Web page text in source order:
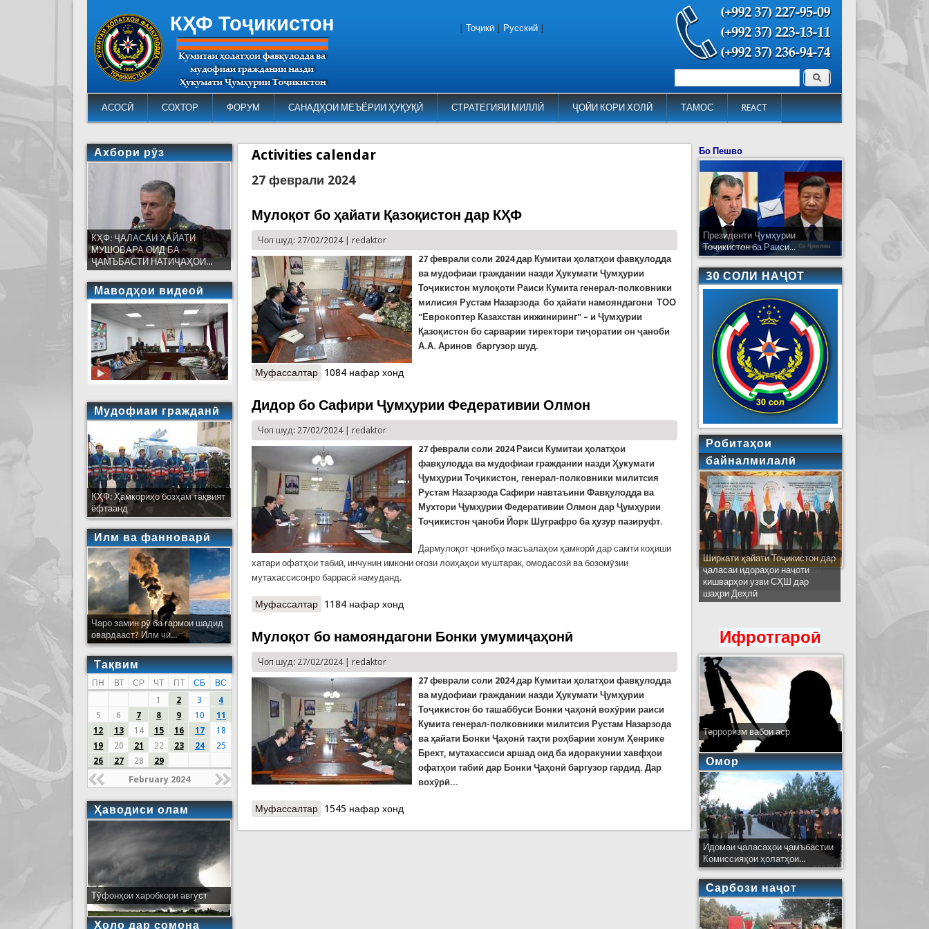
КҲФ Тоҷикистон
АСОСӢ СОХТОР ФОРУМ САНАДҲОИ МЕЪЁРИИ ҲУҚУҚӢ СТРАТЕГИЯИ МИЛЛӢ ҶОЙИ КОРИ ХОЛӢ ТАМОС REACT
Форма поиска Поиск
Тоҷикӣ Русский
Activities calendar
27 феврали 2024
Мулоқот бо ҳайати Қазоқистон дар КҲФ
Чоп шуд: 27/02/2024 |redaktor
27 феврали соли 2024 дар Кумитаи ҳолатҳои фавқулодда
ва мудофиаи граждании назди Ҳукумати Ҷумҳурии
Тоҷикистон мулоқоти Раиси Кумита генерал-полковники
милисия Рустам Назарзода бо ҳайати намояндагони ТОО
"Еврокоптер Казахстан инжиниринг" – и Ҷумҳурии
Қазоқистон бо сарварии тиректори тиҷоратии он ҷаноби
А.А. Аринов баргузор шуд.
Муфассалтар о Мулоқот бо ҳайати Қазоқистон дар КҲФ
1084 нафар хонд
Дидор бо Сафири Ҷумҳурии Федеративии Олмон
Чоп шуд: 27/02/2024 |redaktor
27 феврали соли 2024 Раиси Кумитаи ҳолатҳои
фавқулодда ва мудофиаи граждании назди Ҳукумати
Ҷумҳурии Тоҷикистон, генерал-полковники милитсия
Рустам Назарзода Сафири навтаъини Фавқулодда ва
Мухтори Ҷумҳурии Федеративии Олмон дар Ҷумҳурии
Тоҷикистон ҷаноби Йорк Шуграфро ба ҳузур пазируфт.
Дармулоқот ҷонибҳо масъалаҳои ҳамкорӣ дар самти коҳиши
хатари офатҳои табиӣ, инчунин имкони оғози лоиҳаҳои муштарак, омодасозӣ ва бозомӯзии
мутахассисонро баррасӣ намуданд.
Муфассалтар о Дидор бо Сафири Ҷумҳурии Федеративии Олмон
1184 нафар хонд
Мулоқот бо намояндагони Бонки умумиҷаҳонӣ
Чоп шуд: 27/02/2024 |redaktor
27 феврали соли 2024 дар Кумитаи ҳолатҳои фавқулодда
ва мудофиаи граждании назди Ҳукумати Ҷумҳурии
Тоҷикистон бо ташаббуси Бонки ҷаҳонӣ вохӯрии раиси
Кумита генерал-полковники милитсия Рустам Назарзода
ва ҳайати Бонки Ҷаҳонӣ таҳти роҳбарии хонум Ҳенрике
Брехт, мутахассиси аршад оид ба идоракунии хавфҳои
офатҳои табиӣ дар Бонки Ҷаҳонӣ баргузор гардид. Дар
вохӯрӣ...
Муфассалтар о Мулоқот бо намояндагони Бонки умумиҷаҳонӣ
1545 нафар хонд
Ахбори рӯз
КҲФ: ҶАЛАСАИ ҲАЙАТИ
МУШОВАРА ОИД БА
ҶАМЪБАСТИ НАТИҶАҲОИ...
Маводҳои видеоӣ
Мудофиаи гражданӣ
КҲФ: Ҳамкориҳо бозҳам тақвият
ёфтаанд
Илм ва фанноварӣ
Чаро замин рӯ ба гармои шадид
овардааст? Илм чӣ...
Тақвим
ПН ВТ СР ЧТ ПТ СБ
ВС
1
2 3
4
5
6 7 8 9 10
11
12
13 14 15 16 17
18
19
20 21 22 23 24
25
26
27 28 29
February 2024
Ҳаводиси олам
Тӯфонҳои харобкори август
Ҳоло дар сомона
Бо Пешво
Президенти Ҷумҳурии
Тоҷикистон ба Раиси...
30 СОЛИ НАҶОТ
Робитаҳои
байналмилалӣ
Ширкати ҳайати Тоҷикистон дар
ҷаласаи идораҳои наҷоти
кишварҳои узви СҲШ дар
шаҳри Деҳлӣ
Ифротгароӣ
Терроризм вабои аср
Омор
Идомаи ҷаласаҳои ҷамъбастии
Комиссияҳои ҳолатҳои...
Сарбози наҷот